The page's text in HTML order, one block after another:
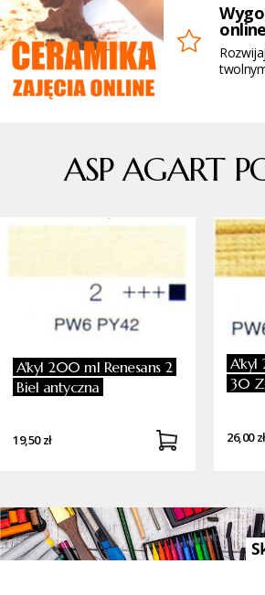
online
ASP AGART
A'kyl 200 ml Renesans 2
Biel antyczna
19,50 zł
A'kyl
30
26,00 zł